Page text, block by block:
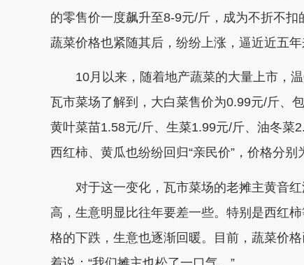
的零售价一度飙升至8-9元/斤，成为不折不
蔬菜价格也紧随其后，纷纷上涨，逼近近五
10月以来，随着地产蔬菜的大量上市，温
瓦市菜场了解到，大白菜售价为0.99元/斤、
黄叶菜苗1.58元/斤、生菜1.99元/斤、油冬菜
西红柿、黄瓜也纷纷回归“亲民价”，价格分别
对于这一变化，瓦市菜场的老摊主黄音红
高，生意明显比往年要差一些。特别是西红
格的下跌，生意也逐渐回暖。目前，蔬菜价